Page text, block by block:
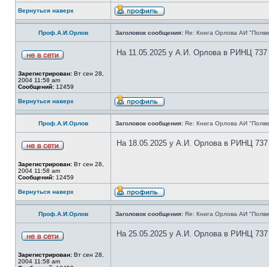
Вернуться наверх
Проф.А.И.Орлов Заголовок сообщения: Re: Книга Орлова АИ
Зарегистрирован: Вт сен 28,
2004 11:58 am
Сообщений: 12459
На 11.05.2025 у А.И. Орлова в РИНЦ 737
Вернуться наверх
Проф.А.И.Орлов Заголовок сообщения: Re: Книга Орлова АИ
Зарегистрирован: Вт сен 28,
2004 11:58 am
Сообщений: 12459
На 18.05.2025 у А.И. Орлова в РИНЦ 737
Вернуться наверх
Проф.А.И.Орлов Заголовок сообщения: Re: Книга Орлова АИ
Зарегистрирован: Вт сен 28,
2004 11:58 am
На 25.05.2025 у А.И. Орлова в РИНЦ 737